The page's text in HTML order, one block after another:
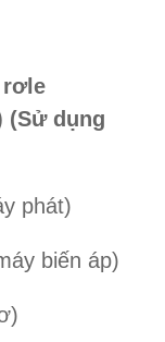
rơle
(Sử dụng
phát)
biến áp)